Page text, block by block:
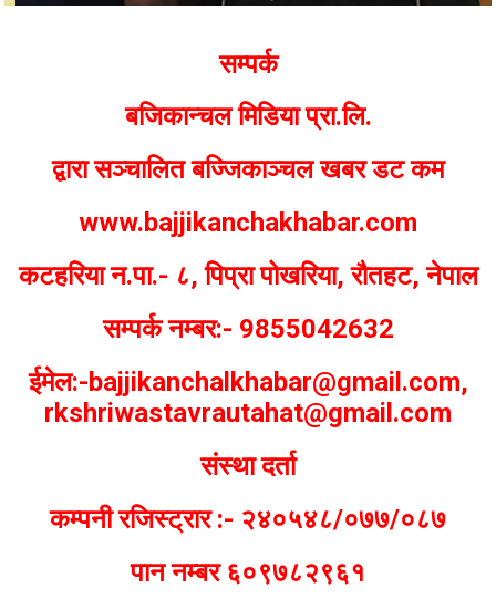
सम्पर्क
बजिकान्चल मिडिया प्रा.लि.
द्वारा सञ्चालित बज्जिकाञ्चल खबर डट कम
www.bajjikanchakhabar.com
कटहरिया न.पा.- ८, पिप्रा पोखरिया, रौतहट, नेपाल
सम्पर्क नम्बर:- 9855042632
ईमेल:-bajjikanchalkhabar@gmail.com,
rkshriwastavrautahat@gmail.com
संस्था दर्ता
कम्पनी रजिस्ट्रार :- २४०५४८/०७७/०८७
पान नम्बर ६०९७८२९६१